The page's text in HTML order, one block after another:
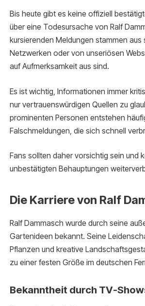
Bis heute gibt es keine offiziell
über eine Todesursache von Ralf
kursierenden Meldungen stammen aus
Netzwerken oder von unseriösen
auf Aufmerksamkeit aus sind.
Es ist wichtig, Informationen immer
nur vertrauenswürdigen Quellen zu
prominenten Personen entstehen
Falschmeldungen, die sich schnell
Fans sollten daher vorsichtig sein und
unbestätigten Behauptungen
Die Karriere von Ralf
Ralf Dammasch wurde durch seine
Gartenideen bekannt. Seine
Pflanzen und kreative
zu einer festen Größe im deutschen
Bekanntheit durch TV-